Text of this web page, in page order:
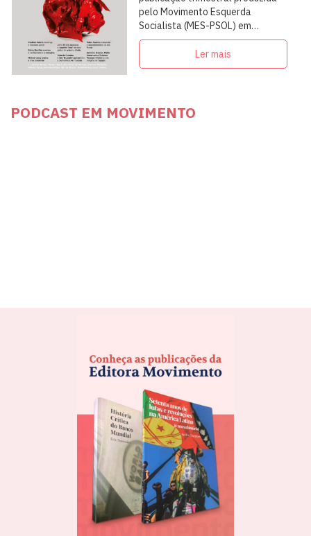
pelo Movimento Esquerda
Socialista (MES-PSOL) em
articulação com intelectuais,
militantes e artistas
Ler mais
PODCAST EM MOVIMENTO